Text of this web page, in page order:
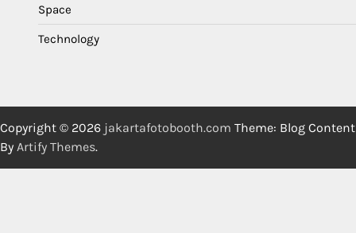
Space
Technology
Copyright © 2026 jakartafotobooth.com Theme: Blog Content
By Artify Themes.